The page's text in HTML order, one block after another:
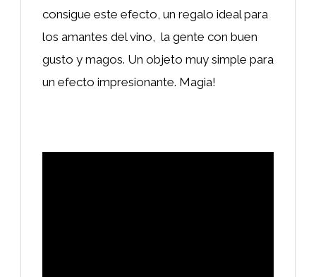
consigue este efecto, un regalo ideal para
los amantes del vino, la gente con buen
gusto y magos. Un objeto muy simple para
un efecto impresionante. Magia!